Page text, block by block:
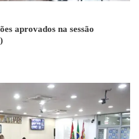
aprovados na sessão